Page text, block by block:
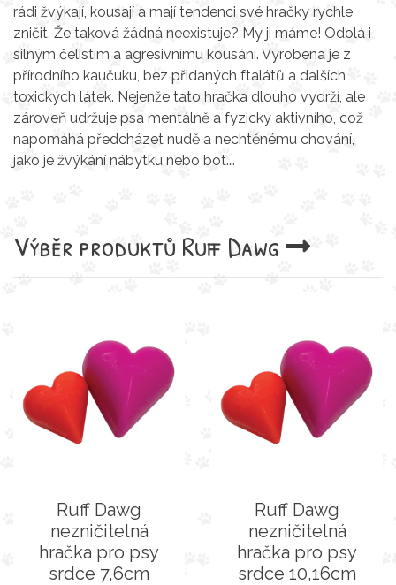
rádi žvýkají, kousají a mají tendenci své hračky rychle
zničit. Že taková žádná neexistuje? My ji máme! Odolá i
silným čelistím a agresivnímu kousání. Vyrobena je z
přírodního kaučuku, bez přidaných ftalátů a dalších
toxických látek. Nejenže tato hračka dlouho vydrží, ale
zároveň udržuje psa mentálně a fyzicky aktivního, což
napomáhá předcházet nudě a nechtěnému chování,
jako je žvýkání nábytku nebo bot.…
Výběr produktů Ruff Dawg
Ruff Dawg
nezničitelná
hračka pro psy
srdce 7,6cm
Ruff Dawg
nezničitelná
hračka pro psy
srdce 10,16cm